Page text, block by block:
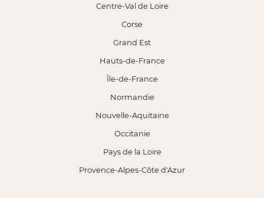
Centre-Val de Loire
Corse
Grand Est
Hauts-de-France
Île-de-France
Normandie
Nouvelle-Aquitaine
Occitanie
Pays de la Loire
Provence-Alpes-Côte d'Azur